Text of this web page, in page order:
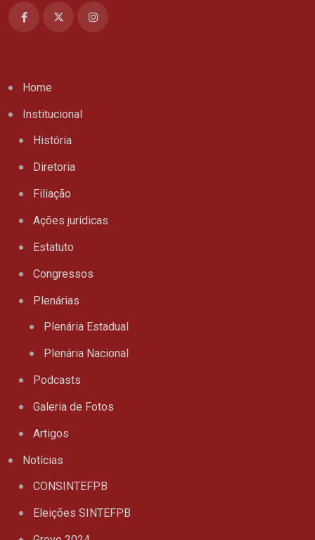
Home
Institucional
História
Diretoria
Filiação
Ações jurídicas
Estatuto
Congressos
Plenárias
Plenária Estadual
Plenária Nacional
Podcasts
Galeria de Fotos
Artigos
Notícias
CONSINTEFPB
Eleições SINTEFPB